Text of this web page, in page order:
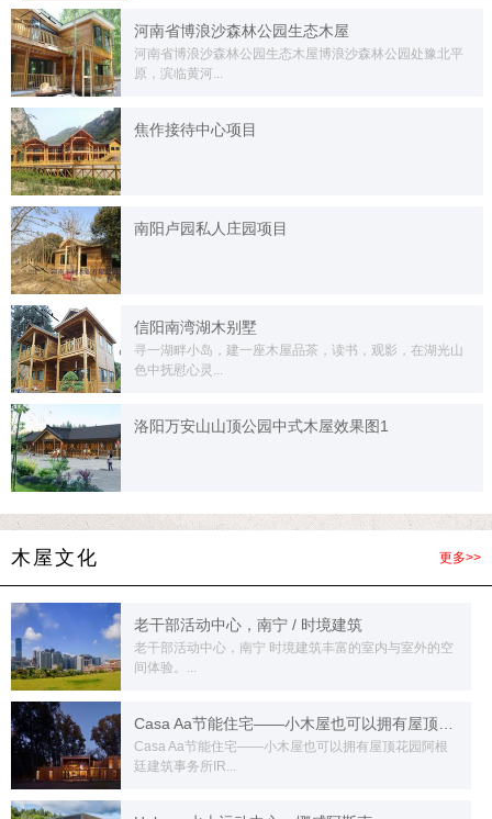
河南省博浪沙森林公园生态木屋
河南省博浪沙森林公园生态木屋博浪沙森林公园处豫北平
原，滨临黄河...
焦作接待中心项目
南阳卢园私人庄园项目
信阳南湾湖木别墅
寻一湖畔小岛，建一座木屋品茶，读书，观影，在湖光山
色中抚慰心灵...
洛阳万安山山顶公园中式木屋效果图1
木屋文化 更多>>
老干部活动中心，南宁 / 时境建筑
老干部活动中心，南宁 时境建筑丰富的室内与室外的空
间体验。...
Casa Aa节能住宅——小木屋也可以拥有屋顶花园阿根
廷建筑事务所IR...